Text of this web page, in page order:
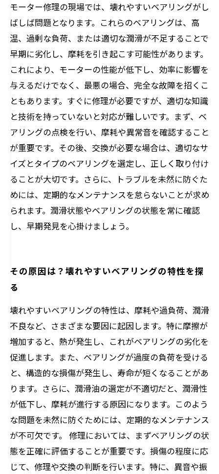
現場で役立つ！壊れやすいベアリングに関す
る実践的ヒント
モーター修理の未来：壊れやすいベアリング
への新たな挑戦
モーター修理の現場では、壊れやすいベアリングがし
ばしば問題となります。これらのベアリングは、高
温、過剰な負荷、または適切な潤滑が不足することで
早期に劣化し、摩耗を引き起こす可能性があります。
これにより、モーターの性能が低下し、効率に影響を
与えるだけでなく、最悪の場合、完全な故障を招くこ
ともあります。すぐに修理が必要ですが、適切な知識
と技術を持っていないと対応が難しいです。まず、ベ
アリングの点検を行い、摩耗や異常音を確認すること
が重要です。その後、交換が必要な場合は、適切なサ
イズとタイプのベアリングを選定し、正しく取り付け
ることが大切です。さらに、トラブルを未然に防ぐた
めには、定期的なメンテナンスを怠らないことが求め
られます。潤滑状態やベアリングの状態を常に確認
し、早期発見を心掛けましょう。
その原因は？壊れやすいベアリングの特性を探
る
壊れやすいベアリングの特性は、摩耗や過負荷、潤滑
不良など、さまざまな要因に起因します。特に摩擦が
増加すると、熱が発生し、これがベアリングの劣化を
促進します。また、ベアリングが過度の負荷を受ける
と、構造的な損傷が発生し、寿命が短くなることがあ
ります。さらに、潤滑油の選定が不適切だと、潤滑性
が低下し、摩耗が進行する原因になります。このよう
な問題を未然に防ぐためには、定期的なメンテナンス
が不可欠です。 修理においては、まずベアリングの状
態を正確に評価することが重要です。損傷の程度に応
じて、修理や交換の判断を行います。特に、異音や振